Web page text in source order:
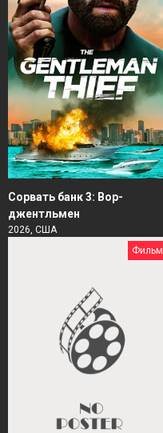
Сорвать банк 3: Вор-
джентльмен
2026, США
Фильм